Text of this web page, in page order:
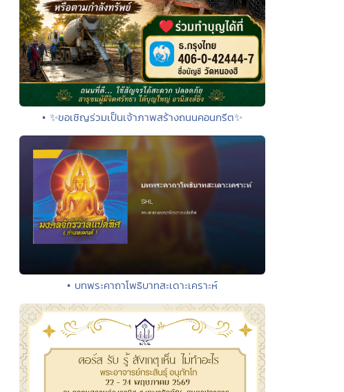
• ✨ขอเชิญร่วมเป็นเจ้าภาพสร้างถนนคอนกรีต✨
• บทพระคาถาโพธิบาทสะเดาะเคราะห์